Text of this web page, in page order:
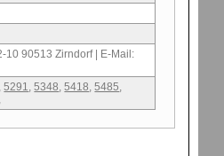
10 90513 Zirndorf | E-Mail:
,5291,5348,5418,5485,
,